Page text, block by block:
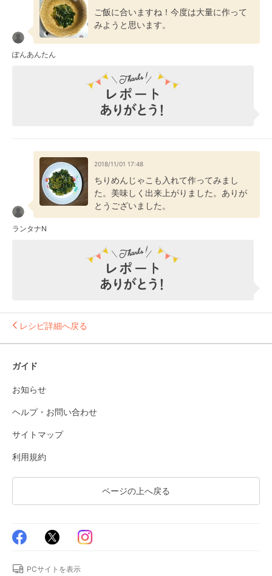
ご飯に合いますね！今度は大量に作って
みようと思います。
ぽんあんたん
2018/11/01 17:48
ちりめんじゃこも入れて作ってみまし
た。美味しく出来上がりました。ありが
とうございました。
ランタナN
レシピ詳細へ戻る
ガイド
お知らせ
ヘルプ・お問い合わせ
サイトマップ
利用規約
ページの上へ戻る
PCサイトを表示